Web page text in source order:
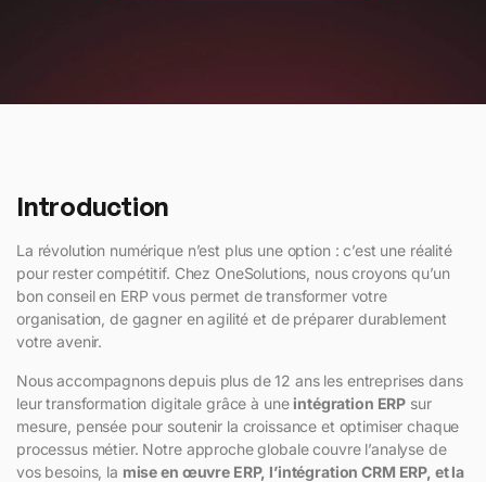
Introduction
La révolution numérique n’est plus une option : c’est une réalité
pour rester compétitif. Chez OneSolutions , nous croyons qu’un
bonconseil en ERP vous permet de transformer votre
organisation, de gagner en agilité et de préparer durablement
votre avenir.
Nous accompagnons depuis plus de 12 ans les entreprises dans
leur transformation digitale grâce à une intégration ERP sur
mesure, pensée pour soutenir la croissance et optimiser chaque
processus métier. Notre approche globale couvre l’analyse de
vos besoins, la mise en œuvre ERP, l’intégration CRM ERP, et la